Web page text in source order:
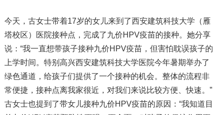
今天，古女士带着17岁的女儿来到了西安建筑科技大学（雁
塔校区）医院接种点，完成了九价HPV疫苗的接种。她分享
说：“我一直想带孩子接种九价HPV疫苗，但害怕耽误孩子的
上学时间。特别高兴西安建筑科技大学医院今年暑期举办了
绿色通道，给孩子们提供了一个接种的机会。整体的流程非
常便捷，接种点离我家很近，对我们来说比较方便、快速。”
古女士也提到了带女儿接种九价HPV疫苗的原因：“我知道目